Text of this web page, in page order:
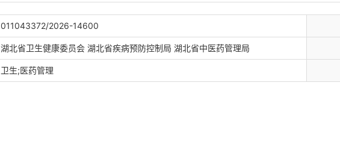
011043372/2026-14600
湖北省卫生健康委员会 湖北省疾病预防控制局 湖北省中医药管理局
卫生;医药管理